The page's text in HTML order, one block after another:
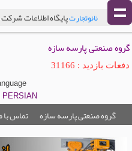
نانوتجارتپایگاه اطلاعات
گروه صنعتی پارسه سازه
دفعات بازدید : 31166
PERSIAN
گروه صنعتی پارسه سازه تماس با